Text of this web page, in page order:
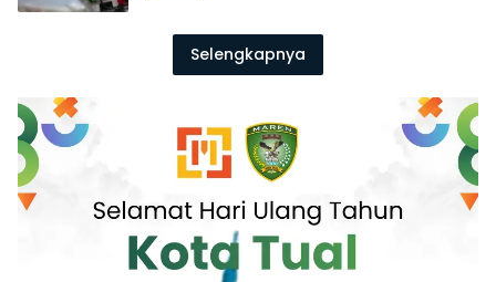
Selengkapnya